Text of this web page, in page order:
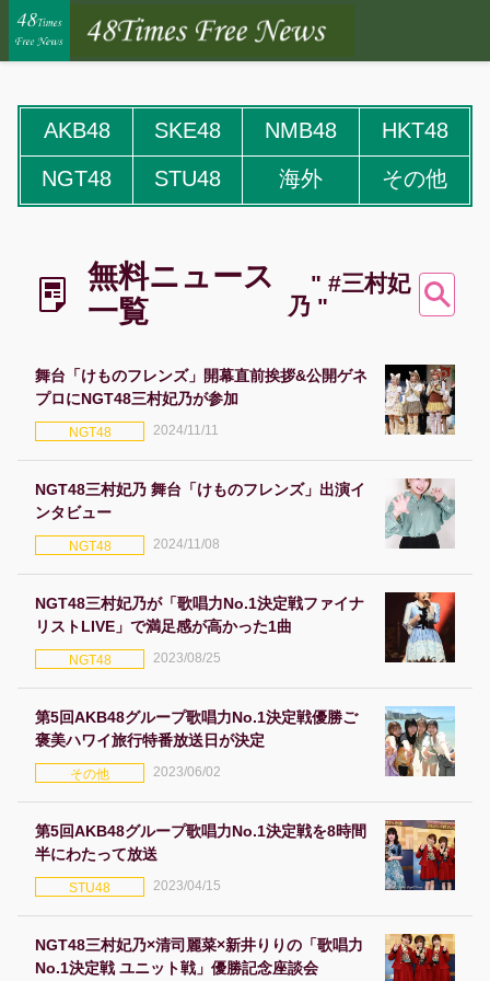
AKB48 SKE48 NMB48
HKT48
NGT48
STU48 海外 その他
無料ニュース
一覧
" #三村妃
乃 "
舞台「けものフレンズ」開幕直前挨拶&公開ゲネ
プロにNGT48三村妃乃が参加
NGT48 2024/11/11
NGT48三村妃乃 舞台「けものフレンズ」出演イ
ンタビュー
NGT48 2024/11/08
NGT48三村妃乃が「歌唱力No.1決定戦ファイナ
リストLIVE」で満足感が高かった1曲
NGT48 2023/08/25
第5回AKB48グループ歌唱力No.1決定戦優勝ご
褒美ハワイ旅行特番放送日が決定
その他 2023/06/02
第5回AKB48グループ歌唱力No.1決定戦を8時間
半にわたって放送
STU48 2023/04/15
NGT48三村妃乃×清司麗菜×新井りりの「歌唱力
No.1決定戦 ユニット戦」優勝記念座談会